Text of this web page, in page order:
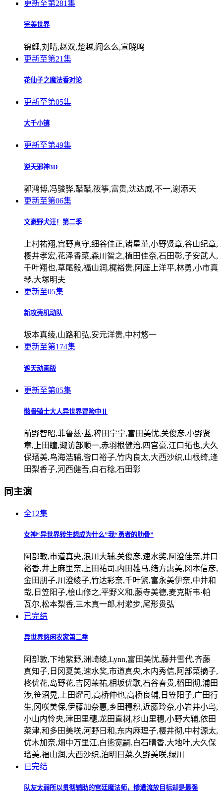
更新至第281集
完美世界
锦鲤,刘晴,赵双,楚越,阎么么,宣晓鸣
更新至第21集
花仙子之魔法香对论
更新至第05集
大千小镇
更新至第49集
逆天邪神3D
郭鸿博,冯骏骅,醋醋,筱筝,富贵,沈达威,不一,谢添天
更新至第06集
文豪野犬汪！第二季
上村祐翔,宫野真守,细谷佳正,诸星堇,小野贤章,谷山纪章,
樱井孝宏,花泽香菜,森川智之,植田佳奈,石田彰,子安武人,
千叶翔也,草尾毅,福山润,梶裕贵,阿座上洋平,林勇,小市真
琴,大塚明夫
更新至05集
新攻壳机动队
坂本真绫,山路和弘,安元洋贵,中村悠一
更新至第174集
遮天动画版
更新至第05集
骸骨骑士大人异世界冒险中Ⅱ
前野智昭,菲鲁兹·蓝,稗田宁宁,富田美忧,关俊彦,小野贤
章,上田瞳,诹访部顺一,赤羽根健治,四宫豪,江口拓也,大久
保瑠美,鸟海浩辅,皆口裕子,竹内良太,大西沙织,山根绮,逢
田梨香子,河西健吾,白石稔,石田彰
同主演
全12集
女神“异世界转生想成为什么”我“勇者的肋骨”
阿部敦,市道真央,浪川大辅,关俊彦,速水奖,阿澄佳奈,井口
裕香,井上麻里奈,上田祐司,内田雄马,绪方惠美,冈本信彦,
金田朋子,川澄绫子,竹达彩奈,千叶繁,富永美伊奈,中井和
哉,日笠阳子,桧山修之,平野义和,藤寺美德,麦克斯韦·帕
瓦尔,松本梨香,三木真一郎,村濑步,尾形贵弘
已完结
异世界悠闲农家第二季
阿部敦,下地紫野,洲崎绫,Lynn,富田美忧,藤井雪代,齐藤
真知子,日冈夏美,速水奖,市道真央,木内秀信,阿部菜摘子,
柊优花,岛野花,吉冈茉祐,相坂优歌,石谷春贵,稻田彻,浦田
涉,笹沼晃,上田燿司,高桥伸也,高桥良辅,日笠阳子,广田行
生,冈咲美保,伊藤加奈惠,乡田穗积,近藤玲奈,小岩井小鸟,
小山内怜央,津田里穗,龙田直树,杉山里穗,小野大辅,依田
菜津,和多田美咲,河野日和,东内麻理子,樱井彻,中村源太,
优木加奈,畑中万里江,白熊宽嗣,白石晴香,大地叶,大久保
瑠美,福山润,大西沙织,泊明日菜,久野美咲,绿川
已完结
队友太弱所以贯彻辅助的宫廷魔法师，惨遭流放目标却是最强